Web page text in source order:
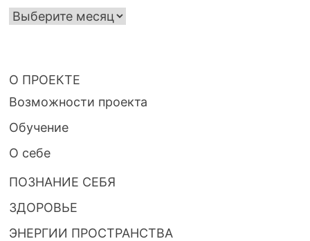
ЗАПИСИ
О ПРОЕКТЕ
Возможности проекта
Обучение
О себе
ПОЗНАНИЕ СЕБЯ
ЗДОРОВЬЕ
ЭНЕРГИИ ПРОСТРАНСТВА